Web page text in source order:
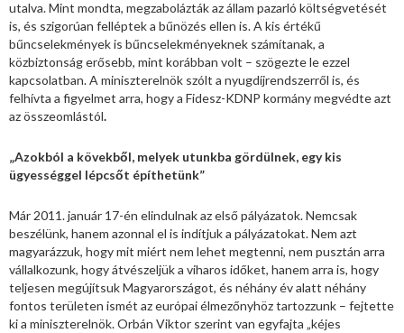
utalva. Mint mondta, megzabolázták az állam pazarló költségvetését
is, és szigorúan felléptek a bűnözés ellen is. A kis értékű
bűncselekmények is bűncselekményeknek számítanak, a
közbiztonság erősebb, mint korábban volt – szögezte le ezzel
kapcsolatban. A miniszterelnök szólt a nyugdíjrendszerről is, és
felhívta a figyelmet arra, hogy a Fidesz-KDNP kormány megvédte azt
az összeomlástól.
„Azokból a kövekből, melyek utunkba gördülnek, egy kis
ügyességgel lépcsőt építhetünk”
Már 2011. január 17-én elindulnak az első pályázatok. Nemcsak
beszélünk, hanem azonnal el is indítjuk a pályázatokat. Nem azt
magyarázzuk, hogy mit miért nem lehet megtenni, nem pusztán arra
vállalkozunk, hogy átvészeljük a viharos időket, hanem arra is, hogy
teljesen megújítsuk Magyarországot, és néhány év alatt néhány
fontos területen ismét az európai élmezőnyhöz tartozzunk – fejtette
ki a miniszterelnök. Orbán Viktor szerint van egyfajta „kéjes